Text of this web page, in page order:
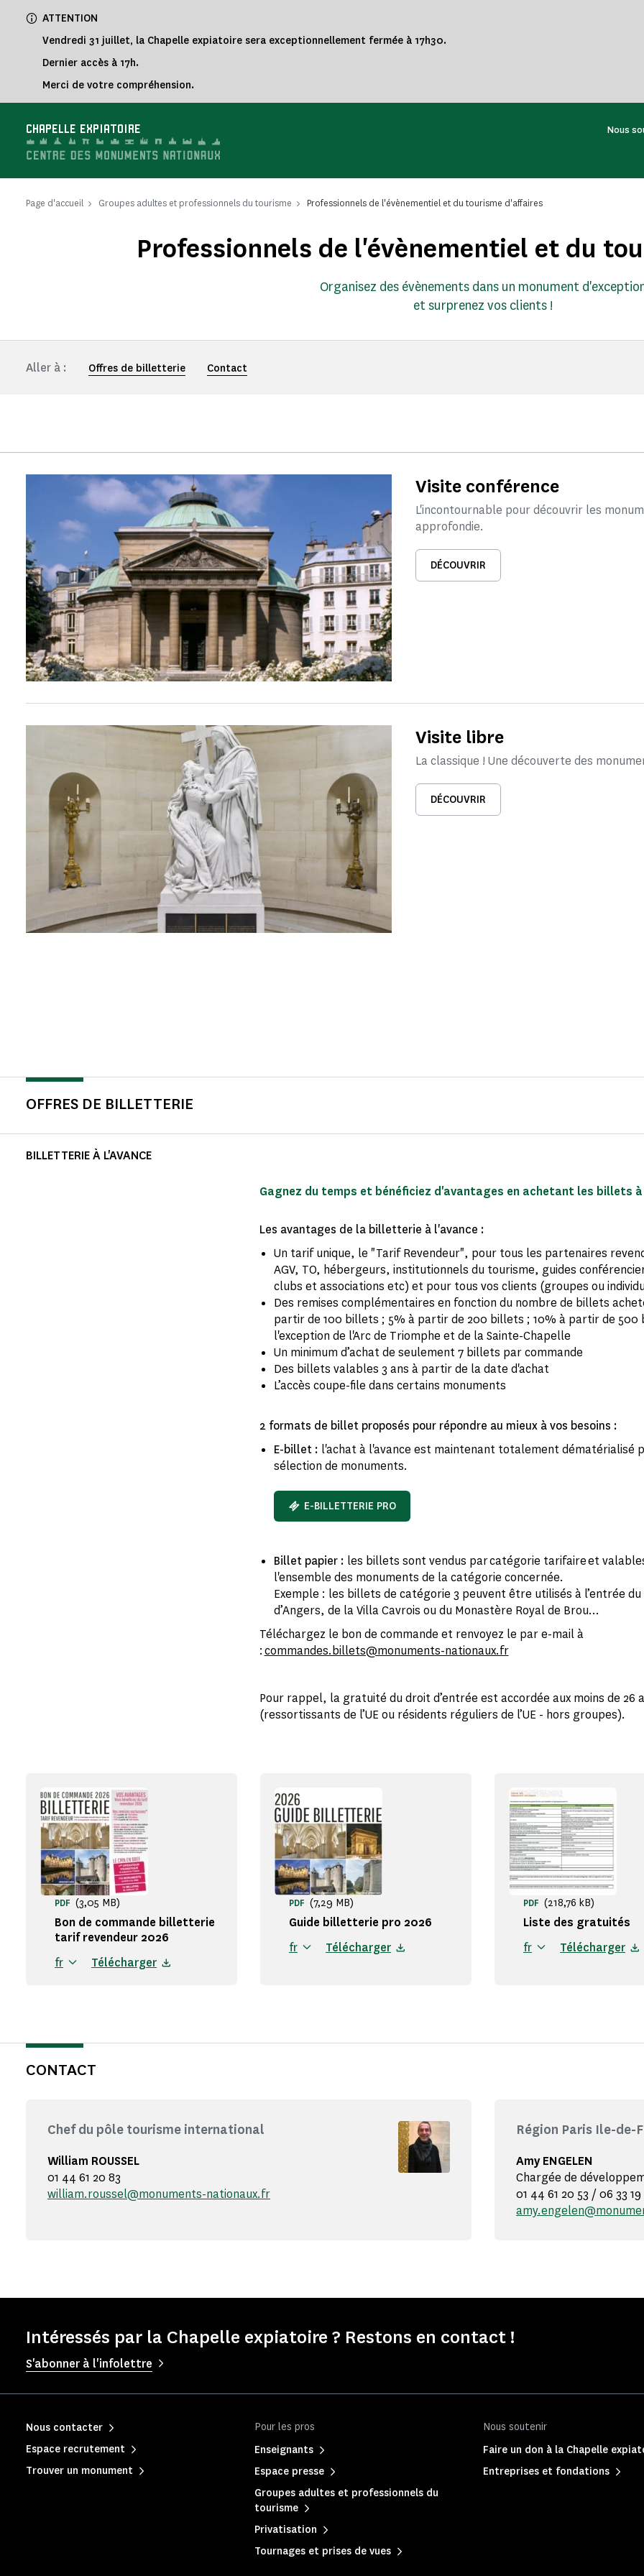
ATTENTION
Vendredi 31 juillet, la Chapelle expiatoire sera exceptionnellement fermée à 17h30.
Dernier accès à 17h.
Merci de votre compréhension.
CHAPELLE EXPIATOIRE Nous
Page d'accueil Groupes adultes et professionnels du tourisme Professionnels de l'évènementiel et du tourisme d'affaires
Professionnels de l'évènementiel et du
Organisez des évènements dans un monument
et surprenez vos clients !
Aller à : Offres de billetterie Contact
Visite conférence
L'incontournable pour découvrir les
approfondie.
DÉCOUVRIR
Visite libre
La classique ! Une découverte des
DÉCOUVRIR
OFFRES DE BILLETTERIE
BILLETTERIE À L'AVANCE
Gagnez du temps et bénéficiez d'avantages en achetant les billets
Les avantages de la billetterie à l'avance :
Un tarif unique, le "Tarif Revendeur", pour tous les partenaires
AGV, TO, hébergeurs, institutionnels du tourisme, guides
clubs et associations etc) et pour tous vos clients (groupes ou
Des remises complémentaires en fonction du nombre de billets
partir de 100 billets ; 5% à partir de 200 billets ; 10% à partir de 500
l'exception de l'Arc de Triomphe et de la Sainte-Chapelle
Un minimum d’achat de seulement 7 billets par commande​
Des billets valables 3 ans à partir de la date d'achat
L’accès coupe-file dans certains monuments​
2 formats de billet proposés pour répondre au mieux à vos besoins :
E-billet : l'achat à l'avance est maintenant totalement dématérialisé
sélection de monuments.
E-BILLETTERIE PRO
Billet papier : les billets sont vendus par catégorie tarifaire et
l'ensemble des monuments de la catégorie concernée.
Exemple : les billets de catégorie 3 peuvent être utilisés à l’entrée
d’Angers, de la Villa Cavrois ou du Monastère Royal de Brou…
Téléchargez le bon de commande et renvoyez le par e-mail à
:commandes.billets@monuments-nationaux.fr
Pour rappel, la gratuité du droit d’entrée est accordée aux moins de 26
(ressortissants de l’UE ou résidents réguliers de l’UE - hors groupes).
Bon de commande billetterie
tarif revendeur 2026
PDF (3,05 MB)
fr Télécharger
Guide billetterie pro 2026
PDF (7,29 MB)
fr Télécharger
Liste des gratuités
PDF (218,76 kB)
fr Télécharger
CONTACT
Chef du pôle tourisme international
William ROUSSEL
01 44 61 20 83
william.roussel@monuments-nationaux.fr
Région Paris Ile-de-
Amy ENGELEN
Chargée de
01 44 61 20 53 / 06 33 19
Intéressés par la Chapelle expiatoire ? Restons en contact !
S'abonner à l'infolettre
Pour les pros
Enseignants
Espace presse
Groupes adultes et professionnels du
tourisme
Privatisation
Tournages et prises de vues
Nous soutenir
Faire un don à la Chapelle
Entreprises et fondations
Nous contacter
Espace recrutement
Trouver un monument